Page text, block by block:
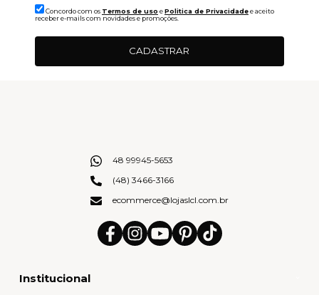
Concordo com os Termos de uso ePolitica de Privacidadee aceito
receber e-mails com novidades e promoções.
CADASTRAR
Institucional
48 99945-5653
(48) 3466-3166
ecommerce@lojaslcl.com.br